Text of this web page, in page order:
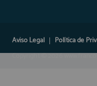
Aviso Legal Política de
Copyright © 2026